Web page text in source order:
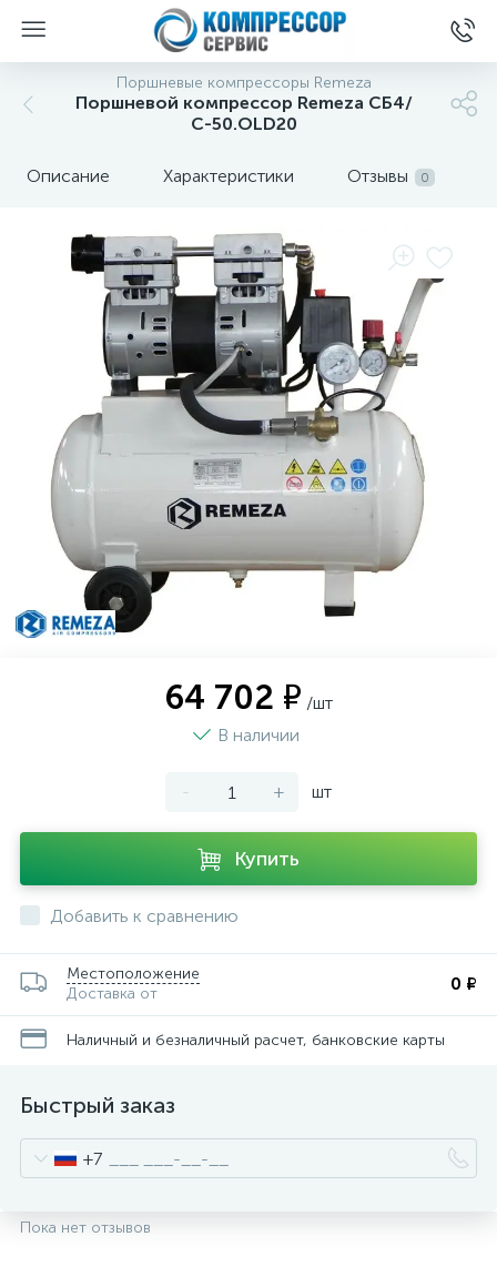
Поршневые компрессоры Remeza
Поршневой компрессор Remeza СБ4/
С-50.OLD20
Описание Характеристики Отзывы 0
64 702 ₽ /шт
В наличии
- + шт
Купить
Добавить к сравнению
Местоположение
Доставка от
0 ₽
Наличный и безналичный расчет, банковские карты
Быстрый заказ
+7
Пока нет отзывов